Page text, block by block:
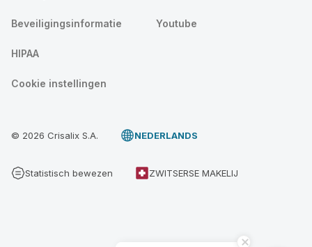
Beveiligingsinformatie
HIPAA
Cookie instellingen
Youtube
© 2026 Crisalix S.A. NEDERLANDS
Statistisch bewezen ZWITSERSE MAKELIJ